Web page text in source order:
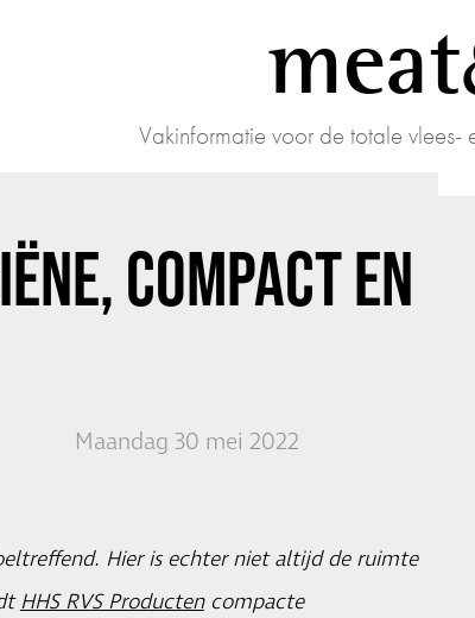
Vakinformatie voor de totale vlees-
COMPACT EN
Maandag 30 mei 2022
Hier is echter niet altijd de ruimte
HHS RVS Productencompacte